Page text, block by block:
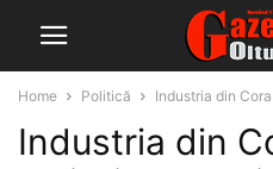
Home Politică Industria din
Industria din